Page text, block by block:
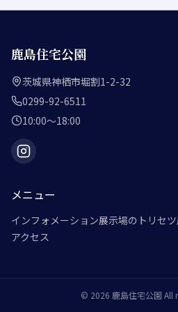
鹿島住宅公園
茨城県神栖市堀割1-2-32
0299-92-6511
10:00～18:00
メニュー
インフォメーション展示場のトリセツ
アクセス
© 2026 鹿島住宅公園 All